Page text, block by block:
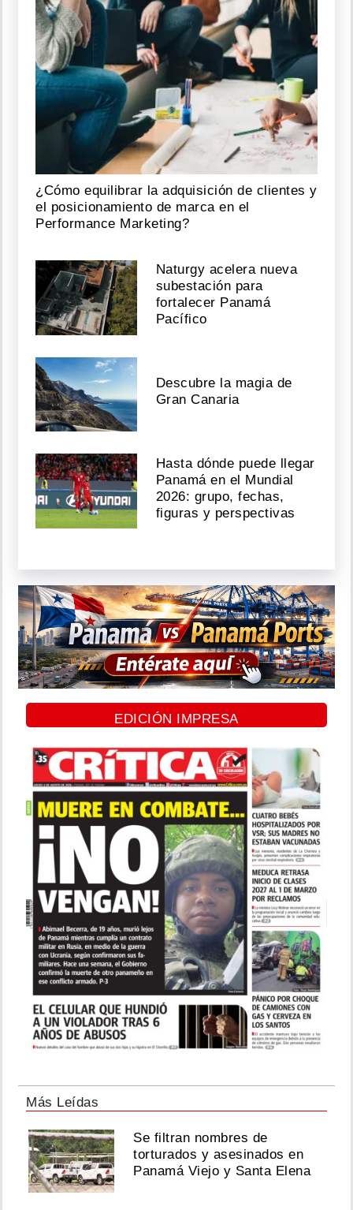
¿Cómo equilibrar la adquisición de clientes y
el posicionamiento de marca en el
Performance Marketing?
Naturgy acelera nueva
subestación para
fortalecer Panamá
Pacífico
Descubre la magia de
Gran Canaria
Hasta dónde puede llegar
Panamá en el Mundial
2026: grupo, fechas,
figuras y perspectivas
EDICIÓN IMPRESA
Más Leídas
Se filtran nombres de
torturados y asesinados en
Panamá Viejo y Santa Elena